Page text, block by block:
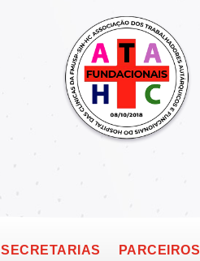
SECRETARIAS PARCEIROS